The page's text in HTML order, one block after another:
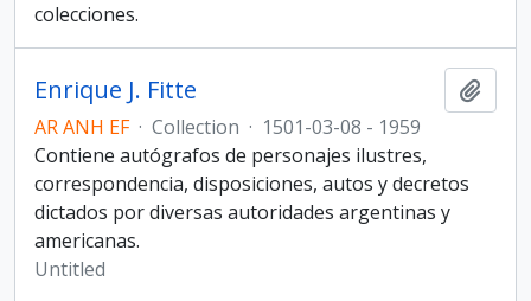
colecciones.
Enrique J. Fitte
AR ANH EF · Collection · 1501-03-08 - 1959
Contiene autógrafos de personajes ilustres,
correspondencia, disposiciones, autos y decretos
dictados por diversas autoridades argentinas y
americanas.
Untitled